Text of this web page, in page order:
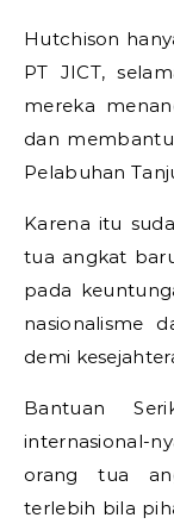
Hutchison
PT JICT,
mereka
dan
Pelabuhan
Karena itu
tua angkat
pada
nasionalisme
demi
Bantuan
internasional-
orang tua
terlebih bila